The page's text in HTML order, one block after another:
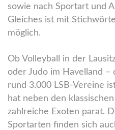
sowie nach Sportart und
Gleiches ist mit
möglich.
Ob Volleyball in der
oder Judo im Havelland –
rund 3.000 LSB-Vereine
hat neben den
zahlreiche Exoten parat.
Sportarten finden sich